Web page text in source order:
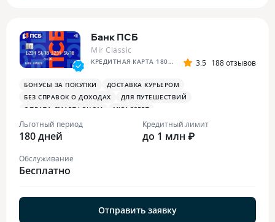
Банк ПСБ
Mir Classic
КРЕДИТНАЯ КАРТА 180 ДНЕЙ БЕЗ % 3.5 188 отзывов
БОНУСЫ ЗА ПОКУПКИ
ДОСТАВКА КУРЬЕРОМ
БЕЗ СПРАВОК О ДОХОДАХ
ДЛЯ ПУТЕШЕСТВИЙ
ОПЛАТА СМАРТФОНОМ
MIRACCEPT
БОНУСЫ ЗА МЕДИЦИНСКИЕ УСЛУГИ
Льготный период
180 дней
Кредитный лимит
до 1 млн ₽
Обслуживание
Бесплатно
Отправить заявку